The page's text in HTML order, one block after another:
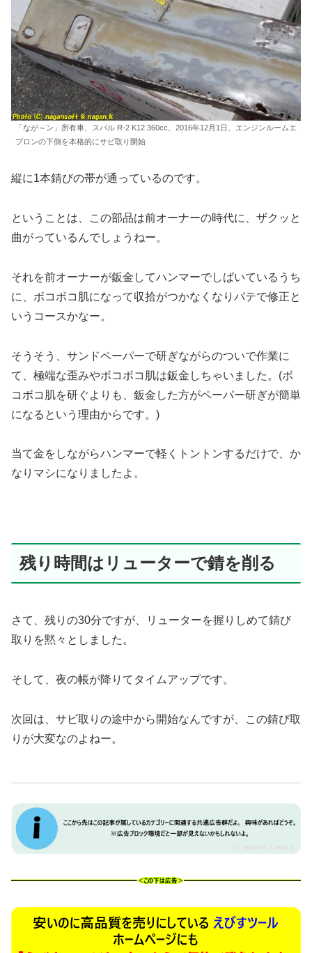
「なが～ン」所有車、スバル R-2 K12 360cc、2016年12月1日、エンジンルームエ
プロンの下側を本格的にサビ取り開始
縦に1本錆びの帯が通っているのです。
ということは、この部品は前オーナーの時代に、ザクッと
曲がっているんでしょうねー。
それを前オーナーが鈑金してハンマーでしばいているうち
に、ボコボコ肌になって収拾がつかなくなりパテで修正と
いうコースかなー。
そうそう、サンドペーパーで研ぎながらのついで作業に
て、極端な歪みやボコボコ肌は鈑金しちゃいました。(ボ
コボコ肌を研ぐよりも、鈑金した方がペーパー研ぎが簡単
になるという理由からです。)
当て金をしながらハンマーで軽くトントンするだけで、か
なりマシになりましたよ。
残り時間はリューターで錆を削る
さて、残りの30分ですが、リューターを握りしめて錆び
取りを黙々としました。
そして、夜の帳が降りてタイムアップです。
次回は、サビ取りの途中から開始なんですが、この錆び取
りが大変なのよねー。